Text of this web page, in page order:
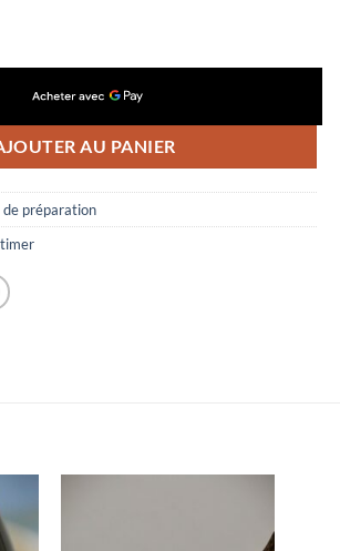
AU PANIER
de préparation